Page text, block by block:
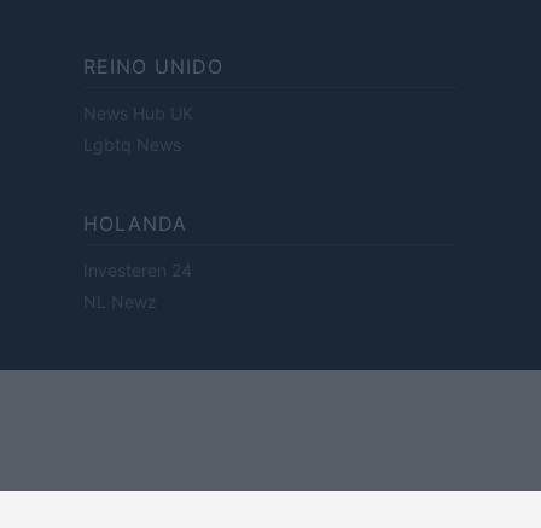
REINO UNIDO
News Hub UK
Lgbtq News
HOLANDA
Investeren 24
NL Newz